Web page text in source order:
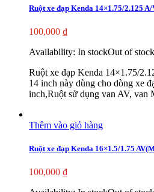
Ruột xe đạp Kenda 14×1.75/2.125
100,000 ₫
Availability: In stockOut of stock
Ruột xe đạp Kenda 14×1.75/
14 inch này dùng cho dòng xe
inch,Ruột sử dụng van AV, van
Thêm vào giỏ hàng
Ruột xe đạp Kenda 16×1.5/1.75
100,000 ₫